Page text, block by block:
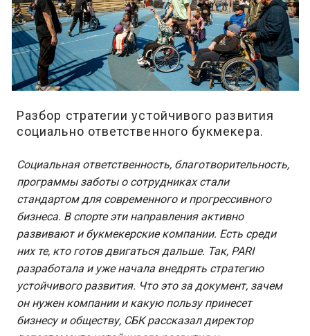
Разбор стратегии устойчивого развития
социально ответственного букмекера.
Социальная ответственность, благотворительность,
программы заботы о сотрудниках стали
стандартом для современного и прогрессивного
бизнеса. В спорте эти направления активно
развивают и букмекерские компании. Есть среди
них те, кто готов двигаться дальше. Так, PARI
разработала и уже начала внедрять стратегию
устойчивого развития. Что это за документ, зачем
он нужен компании и какую пользу принесет
бизнесу и обществу, СБК рассказал директор